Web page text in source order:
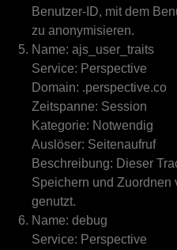
Benutzer-ID, mit dem
zu anonymisieren.
Name: ajs_user_traits
Service: Perspective
Domain: .perspective.co
Zeitspanne: Session
Kategorie: Notwendig
Auslöser: Seitenaufruf
Beschreibung: Dieser
Speichern und Zuordnen
genutzt.
Name: debug
Service: Perspective